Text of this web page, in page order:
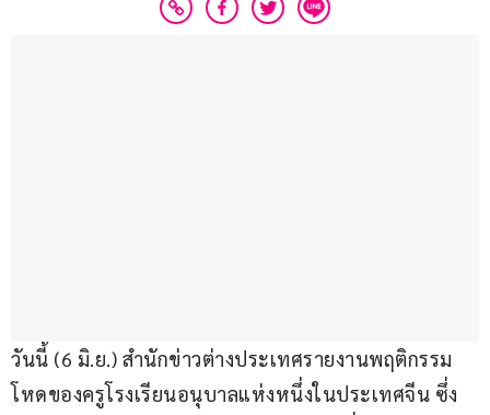
วันนี้ (6 มิ.ย.) สำนักข่าวต่างประเทศรายงานพฤติกรรม
โหดของครูโรงเรียนอนุบาลแห่งหนึ่งในประเทศจีน ซึ่ง